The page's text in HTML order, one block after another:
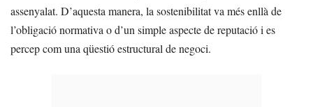
assenyalat. D’aquesta manera, la sostenibilitat va més enllà de
l’obligació normativa o d’un simple aspecte de reputació i es
percep com una qüestió estructural de negoci.